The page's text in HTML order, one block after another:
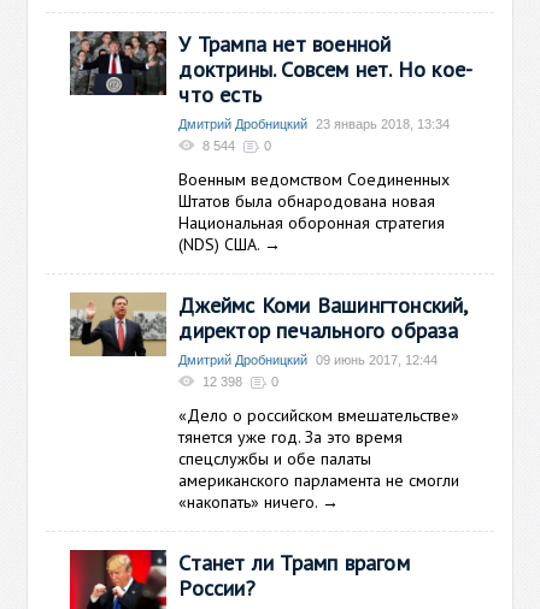
У Трампа нет военной
доктрины. Совсем нет. Но кое-
что есть
Дмитрий Дробницкий
23 январь 2018, 13:34
8 544
0
Военным ведомством Соединенных
Штатов была обнародована новая
Национальная оборонная стратегия
(NDS) США. →
Джеймс Коми Вашингтонский,
директор печального образа
Дмитрий Дробницкий
09 июнь 2017, 12:44
12 398
0
«Дело о российском вмешательстве»
тянется уже год. За это время
спецслужбы и обе палаты
американского парламента не смогли
«накопать» ничего. →
Станет ли Трамп врагом
России?